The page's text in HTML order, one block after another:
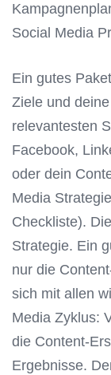
Social Media
Ein gutes
Ziele und
relevantesten
Facebook,
oder dein
Media
Checkliste).
Strategie. Ein
nur die
sich mit allen
Media Zyklus:
die Content-
Ergebnisse.